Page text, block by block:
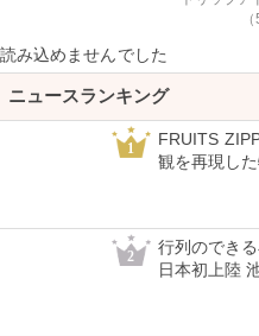
読み込めませんでした
ニュースランキング
1
FRUITS
観を再現し
2
行列のでき
日本初上陸